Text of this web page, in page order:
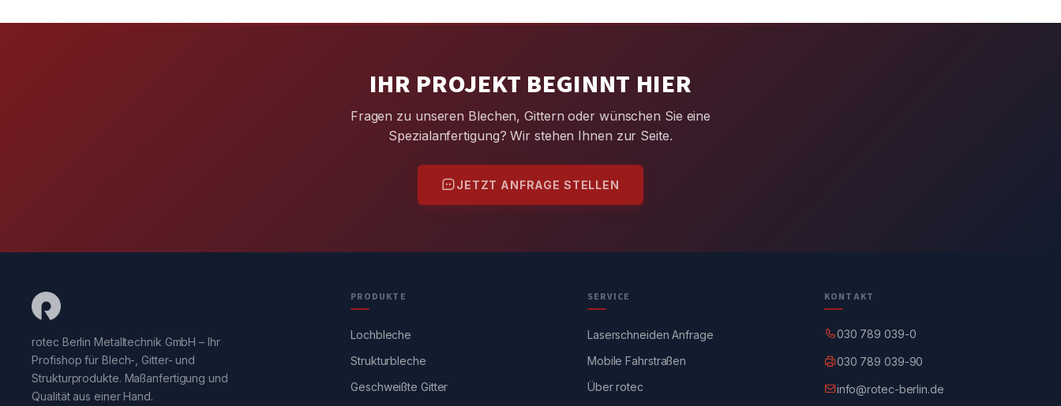
IHR PROJEKT BEGINNT HIER
Fragen zu unseren Blechen, Gittern oder wünschen Sie eine
Spezialanfertigung? Wir stehen Ihnen zur Seite.
JETZT ANFRAGE STELLEN
rotec Berlin Metalltechnik GmbH – Ihr
Profishop für Blech-, Gitter- und
Strukturprodukte. Maßanfertigung und
Qualität aus einer Hand.
PRODUKTE
Lochbleche
Strukturbleche
Geschweißte Gitter
SERVICE
Laserschneiden Anfrage
Mobile Fahrstraßen
Über rotec
KONTAKT
030 789 039-0
030 789 039-90
info@rotec-berlin.de